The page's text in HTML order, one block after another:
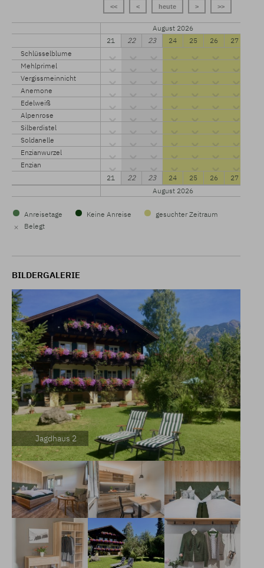
<< < heute > >>
August 2026
21
22 23 24 25 26
27
Schlüsselblume
Mehlprimel
Vergissmeinnicht
Anemone
Edelweiß
Alpenrose
Silberdistel
Soldanelle
Enzianwurzel
Enzian
21
22 23 24 25 26
27
August 2026
Anreisetage Keine Anreise gesuchter Zeitraum
× Belegt
BILDERGALERIE
Jagdhaus 2